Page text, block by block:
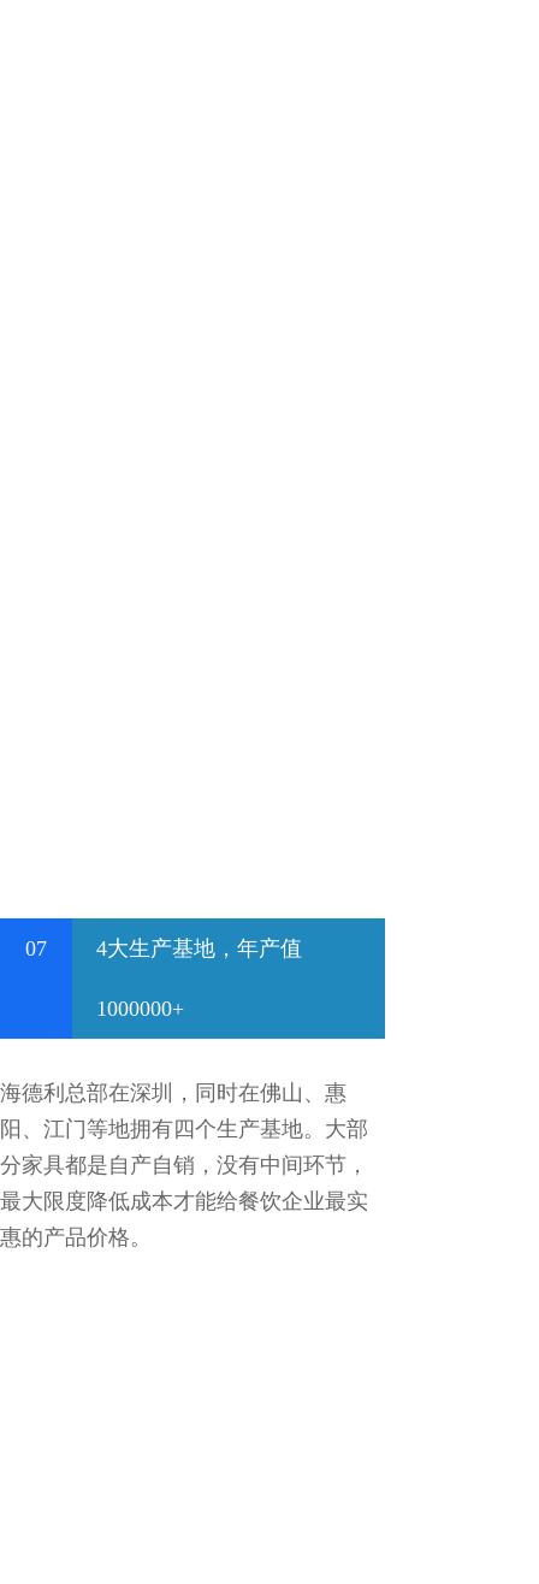
07 4大生产基地，年产值
1000000+
海德利总部在深圳，同时在佛山、惠
阳、江门等地拥有四个生产基地。大部
分家具都是自产自销，没有中间环节，
最大限度降低成本才能给餐饮企业最实
惠的产品价格。